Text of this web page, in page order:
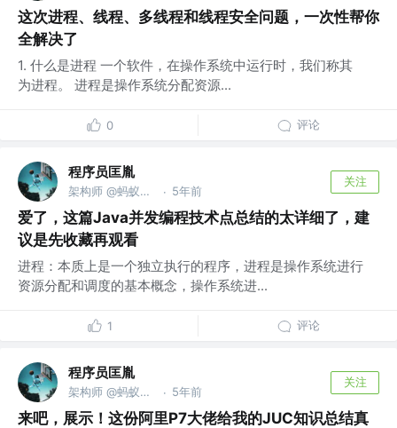
这次进程、线程、多线程和线程安全问题，一次性帮你
全解决了
1. 什么是进程 一个软件，在操作系统中运行时，我们称其
为进程。 进程是操作系统分配资源...
0 评论
程序员匡胤
架构师 @蚂蚁金服 · 5年前
关注
爱了，这篇Java并发编程技术点总结的太详细了，建
议是先收藏再观看
进程：本质上是一个独立执行的程序，进程是操作系统进行
资源分配和调度的基本概念，操作系统进...
1 评论
程序员匡胤
架构师 @蚂蚁金服 · 5年前
关注
来吧，展示！这份阿里P7大佬给我的JUC知识总结真